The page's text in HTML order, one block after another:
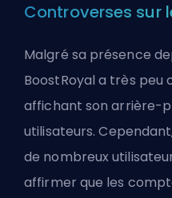
Controverses sur
Malgré sa présence
BoostRoyal a très peu
affichant son arrière-
utilisateurs.
de nombreux
affirmer que les